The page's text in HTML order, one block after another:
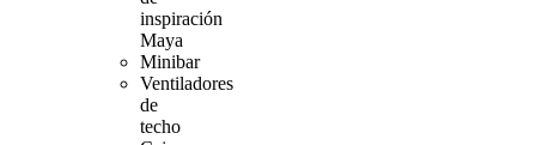
inspiración
Maya
Minibar
Ventiladores
de
techo